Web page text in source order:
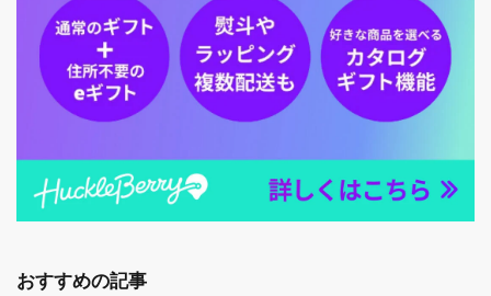
おすすめの記事